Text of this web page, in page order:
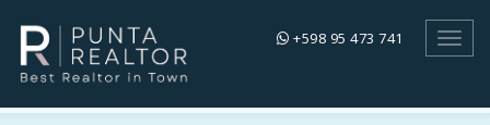
+598 95 473 741